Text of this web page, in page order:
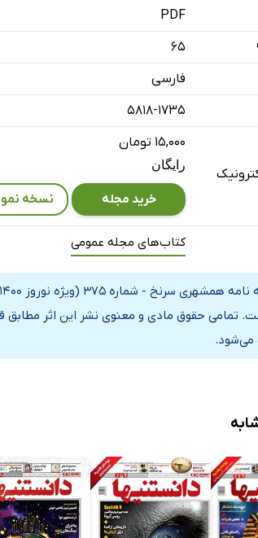
PDF
65
فارسی
5818-1735
۱۵,۰۰۰ تومان
رایگان
خرید مجله نسخه
کتاب‌های مجله عمومی
تمامی حقوق مادی و معنوی نشر این اثر مطابق
می‌شود.